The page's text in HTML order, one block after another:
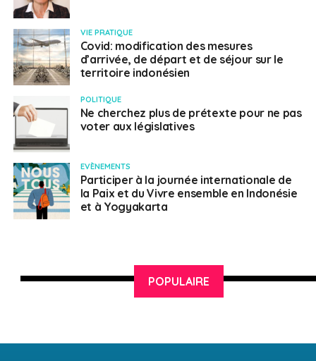
VIE PRATIQUE
Covid: modification des mesures
d’arrivée, de départ et de séjour sur le
territoire indonésien
POLITIQUE
Ne cherchez plus de prétexte pour ne pas
voter aux législatives
EVÈNEMENTS
Participer à la journée internationale de
la Paix et du Vivre ensemble en Indonésie
et à Yogyakarta
POPULAIRE